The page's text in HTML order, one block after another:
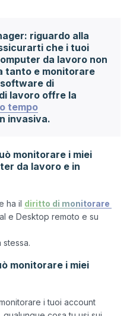
riguardo alla
che i tuoi
da lavoro non
tanto e monitorare
di
lavoro offre la
tempo
invasiva.
monitorare i miei
da lavoro e in
ha il diritto di monitorare
e Desktop remoto e su
monitorare i miei
i tuoi account